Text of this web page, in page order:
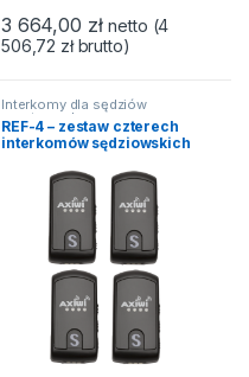
3 664,00 zł netto (4
506,72 złbrutto)
Interkomy dla sędziów
sportowych
REF-4 – zestaw czterech
interkomów sędziowskich